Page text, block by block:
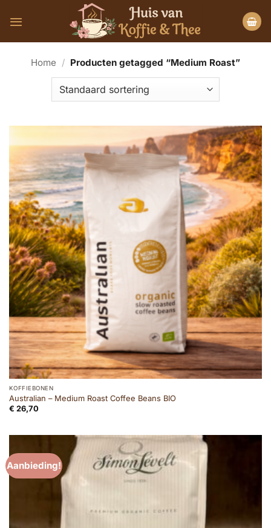
naar
Home / Producten getagged “Medium Roast”
KOFFIEBONEN
Australian – Medium Roast Coffee Beans BIO
€ 26,70
Aanbieding!